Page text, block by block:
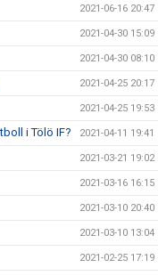
2021-06-16 20:47
2021-04-30 15:09
2021-04-30 08:10
2021-04-25 20:17
2021-04-25 19:53
i Tölö IF? 2021-04-11 19:41
2021-03-21 19:02
2021-03-16 16:15
2021-03-10 20:40
2021-03-10 13:04
2021-02-25 17:19